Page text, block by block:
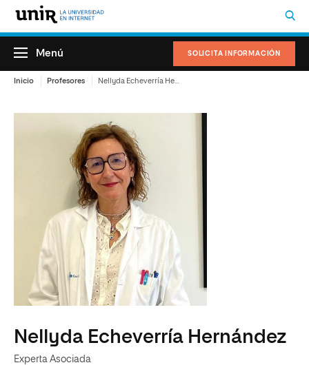
SOLICITA INFORMACIÓN
Menú
Inicio Profesores
Nellyda Echeverría Hernández
Experta Asociada